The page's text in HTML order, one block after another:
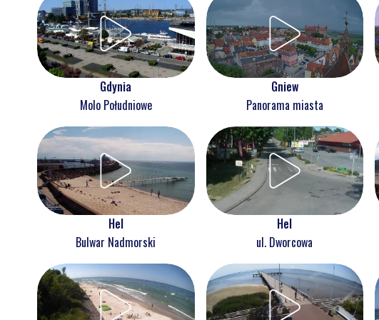
Gdynia
Molo Południowe
Gniew
Panorama miasta
Hel
Bulwar Nadmorski
Hel
ul. Dworcowa